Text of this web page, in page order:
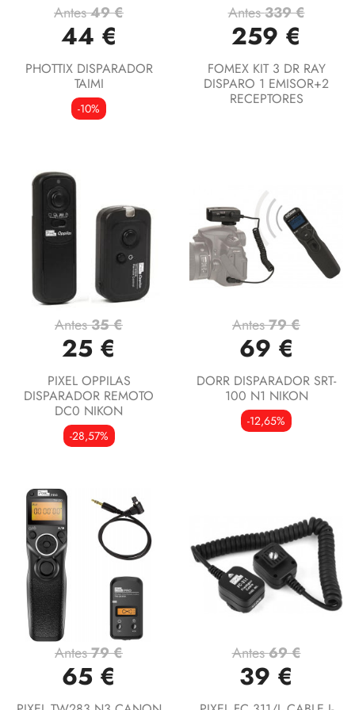
Antes49 €
44 €
PHOTTIX DISPARADOR
TAIMI
-10%
Antes339 €
259 €
FOMEX KIT 3 DR RAY
DISPARO 1 EMISOR+2
RECEPTORES
Antes35 €
25 €
PIXEL OPPILAS
DISPARADOR REMOTO
DC0 NIKON
-28,57%
Antes79 €
69 €
DORR DISPARADOR SRT-
100 N1 NIKON
-12,65%
Antes79 €
65 €
Antes69 €
39 €